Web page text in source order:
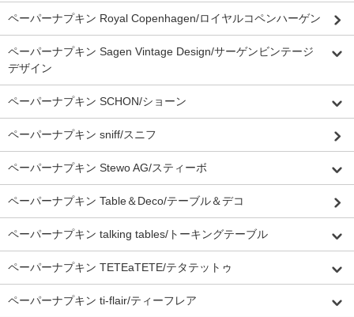
ペーパーナプキン Royal Copenhagen/ロイヤルコペンハーゲン
ペーパーナプキン Sagen Vintage Design/サーゲンビンテージ
デザイン
ペーパーナプキン SCHON/ショーン
ペーパーナプキン sniff/スニフ
ペーパーナプキン Stewo AG/スティーボ
ペーパーナプキン Table＆Deco/テーブル＆デコ
ペーパーナプキン talking tables/トーキングテーブル
ペーパーナプキン TETEaTETE/テタテットゥ
ペーパーナプキン ti-flair/ティーフレア